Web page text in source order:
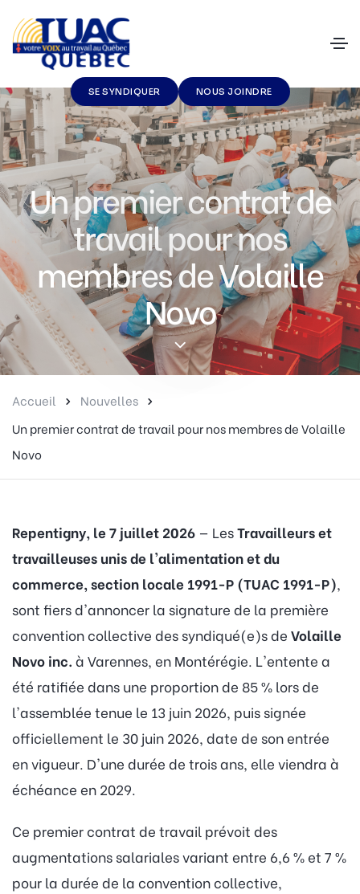
SE SYNDIQUER NOUS JOINDRE
Un premier contrat de
travail pour nos
membres de Volaille
Novo
Accueil
Nouvelles
Un premier contrat de travail pour nos membres de Volaille
Novo
Repentigny, le 7 juillet 2026 — LesTravailleurs et
travailleuses unis de l'alimentation et du
commerce, section locale 1991-P (TUAC 1991-P),
sont fiers d'annoncer la signature de la première
convention collective des syndiqué(e)s de Volaille
Novo inc. à Varennes, en Montérégie. L'entente a
été ratifiée dans une proportion de 85 % lors de
l'assemblée tenue le 13 juin 2026, puis signée
officiellement le 30 juin 2026, date de son entrée
en vigueur. D'une durée de trois ans, elle viendra à
échéance en 2029.
Ce premier contrat de travail prévoit des
augmentations salariales variant entre 6,6 % et 7 %
pour la durée de la convention collective,